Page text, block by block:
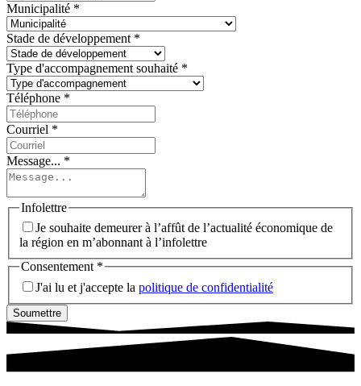
Municipalité *
Stade de développement *
Type d'accompagnement souhaité *
Téléphone *
Courriel *
Message... *
Infolettre
Je souhaite demeurer à l’affût de l’actualité économique de
la région en m’abonnant à l’infolettre
Consentement *
J'ai lu et j'accepte la politique de confidentialité
Soumettre